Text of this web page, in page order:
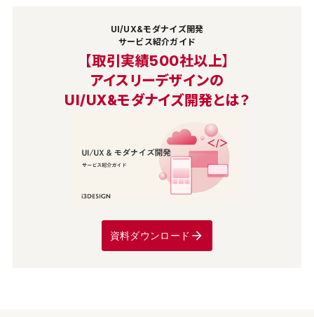
UI/UX&モダナイズ開発
サービス紹介ガイド
【取引実績500社以上】
アイスリーデザインの
UI/UX&モダナイズ開発とは？
資料ダウンロード